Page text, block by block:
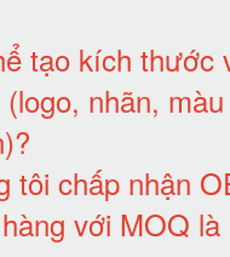
tạo kích thước
nhãn,
?
tôi chấp nhận
với MOQ